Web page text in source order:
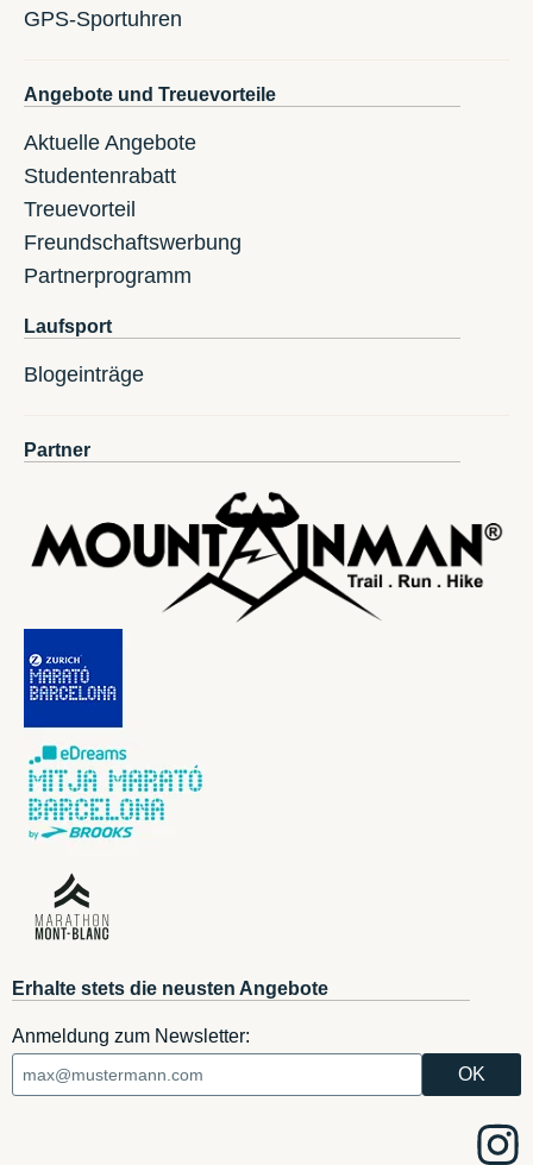
GPS-Sportuhren
Angebote und Treuevorteile
Aktuelle Angebote
Studentenrabatt
Treuevorteil
Freundschaftswerbung
Partnerprogramm
Laufsport
Blogeinträge
Partner
Erhalte stets die neusten Angebote
Anmeldung zum Newsletter: